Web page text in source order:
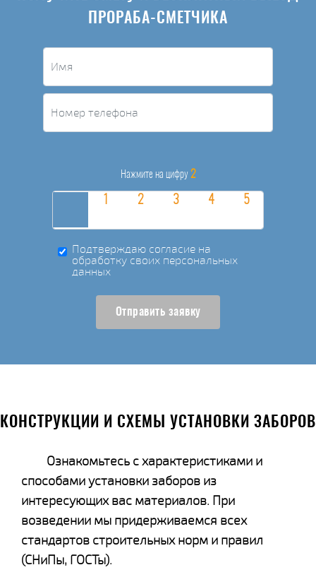
ПРОРАБА-СМЕТЧИКА
Нажмите на цифру 2
Подтверждаю согласие на
обработку своих персональных
данных
Отправить заявку
КОНСТРУКЦИИ И СХЕМЫ УСТАНОВКИ ЗАБОРОВ
Ознакомьтесь с характеристиками и
способами установки заборов из
интересующих вас материалов. При
возведении мы придерживаемся всех
стандартов строительных норм и правил
(СНиПы, ГОСТы).